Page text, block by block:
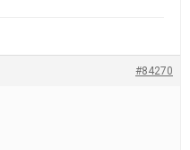
#84270